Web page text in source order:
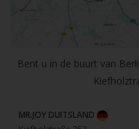
Bent u in de buurt van
MR.JOY DUITSLAND